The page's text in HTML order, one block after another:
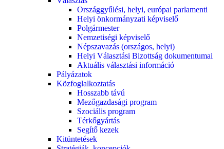
Országgyűlési, helyi, európai parlamenti
Helyi önkormányzati képviselő
Polgármester
Nemzetiségi képviselő
Népszavazás (országos, helyi)
Helyi Választási Bizottság dokumentumai
Aktuális választási információ
Pályázatok
Közfoglalkoztatás
Hosszabb távú
Mezőgazdasági program
Szociális program
Térkőgyártás
Segítő kezek
Kitüntetések